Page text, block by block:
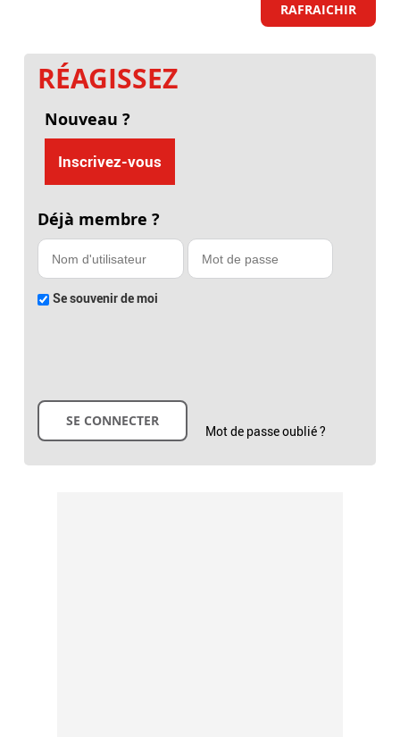
RAFRAICHIR
RÉAGISSEZ
Nouveau ?
Inscrivez-vous
Déjà membre ?
Se souvenir de moi
Mot de passe oublié ?